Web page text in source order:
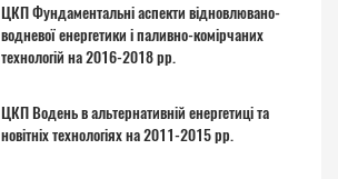
ЦКП Фундаментальні аспекти відновлювано-
водневої енергетики і паливно-комірчаних
технологій на 2016-2018 рр.
ЦКП Водень в альтернативній енергетиці та
новітніх технологіях на 2011-2015 рр.